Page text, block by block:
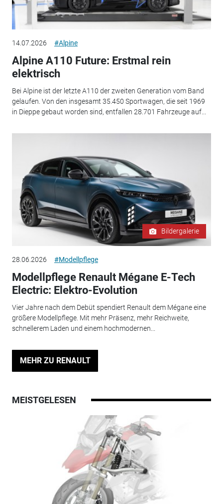
14.07.2026 #Alpine
Alpine A110 Future: Erstmal rein
elektrisch
Bei Alpine ist der letzte A110 der zweiten Generation vom Band
gelaufen. Von den insgesamt 35.450 Sportwagen, die seit 1969
in Dieppe gebaut worden sind, entfallen 28.701 Fahrzeuge auf...
Bildergalerie
28.06.2026 #Modellpflege
Modellpflege Renault Mégane E-Tech
Electric: Elektro-Evolution
Vier Jahre nach dem Debüt spendiert Renault dem Mégane eine
größere Modellpflege. Mit mehr Präsenz, mehr Reichweite,
schnellerem Laden und einem hochmodernen...
MEHR ZU RENAULT
MEISTGELESEN